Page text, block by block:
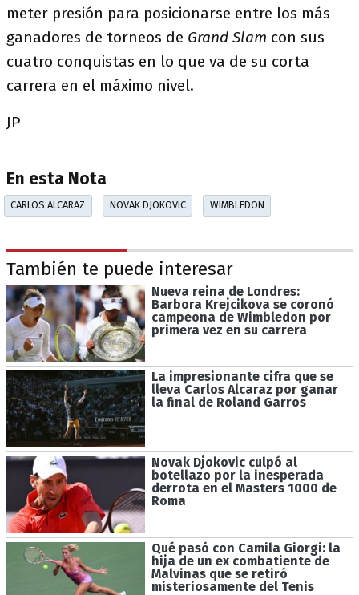
meter presión para posicionarse entre los más
ganadores de torneos de Grand Slam con sus
cuatro conquistas en lo que va de su corta
carrera en el máximo nivel.
JP
En esta Nota
CARLOS ALCARAZ NOVAK DJOKOVIC WIMBLEDON
También te puede interesar
Nueva reina de Londres:
Barbora Krejcikova se coronó
campeona de Wimbledon por
primera vez en su carrera
La impresionante cifra que se
lleva Carlos Alcaraz por ganar
la final de Roland Garros
Novak Djokovic culpó al
botellazo por la inesperada
derrota en el Masters 1000 de
Roma
Qué pasó con Camila Giorgi: la
hija de un ex combatiente de
Malvinas que se retiró
misteriosamente del Tenis